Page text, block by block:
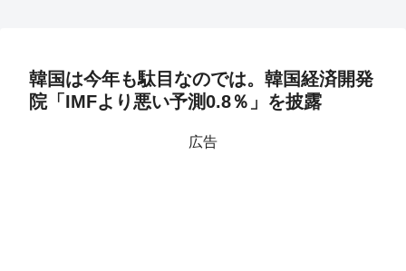
韓国は今年も駄目なのでは。韓国経済開発
院「IMFより悪い予測0.8％」を披露
広告